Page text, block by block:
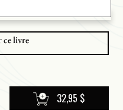
ce livre
32,95 $